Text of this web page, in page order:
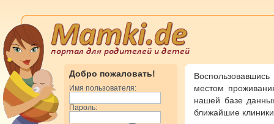
Добро пожаловать!
Имя пользователя:
Пароль:
местом
нашей базе
ближайшие